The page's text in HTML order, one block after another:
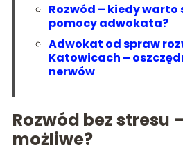
Rozwód – kiedy warto
pomocy adwokata?
Adwokat od spraw
Katowicach –
nerwów
Rozwód bez stresu
możliwe?